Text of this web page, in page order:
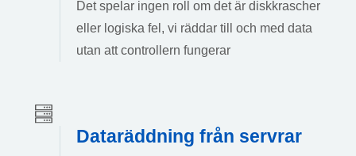
Det spelar ingen roll om det är diskkrascher
eller logiska fel, vi räddar till och med data
utan att controllern fungerar
Dataräddning från servrar